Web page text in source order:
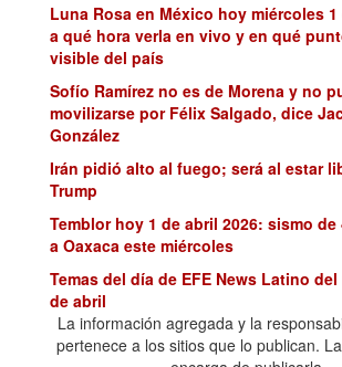
Luna Rosa en México hoy miércoles
a qué hora verla en vivo y en qué
visible del país
Sofío Ramírez no es de Morena y no
movilizarse por Félix Salgado, dice
González
Irán pidió alto al fuego; será al estar
Trump
Temblor hoy 1 de abril 2026: sismo
a Oaxaca este miércoles
Temas del día de EFE News Latino
de abril
Noticiero 8 hrs. – 1 de Abril de 2026
La información agregada y la
pertenece a los sitios que lo publican.